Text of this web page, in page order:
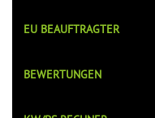
EU BEAUFTRAGTER
BEWERTUNGEN